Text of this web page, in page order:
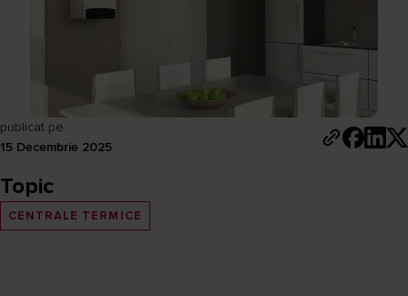
publicat pe
15 Decembrie 2025
Topic
CENTRALE TERMICE